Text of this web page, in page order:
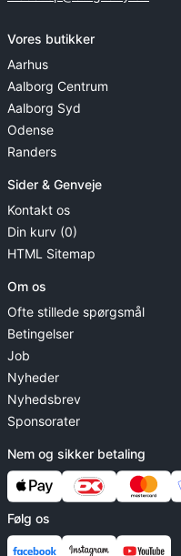
Vores butikker
Aarhus
Aalborg Centrum
Aalborg Syd
Odense
Randers
Sider & Genveje
Kontakt os
Din kurv (0)
HTML Sitemap
Om os
Ofte stillede spørgsmål
Betingelser
Job
Nyheder
Nyhedsbrev
Sponsorater
Nem og sikker betaling
Følg os